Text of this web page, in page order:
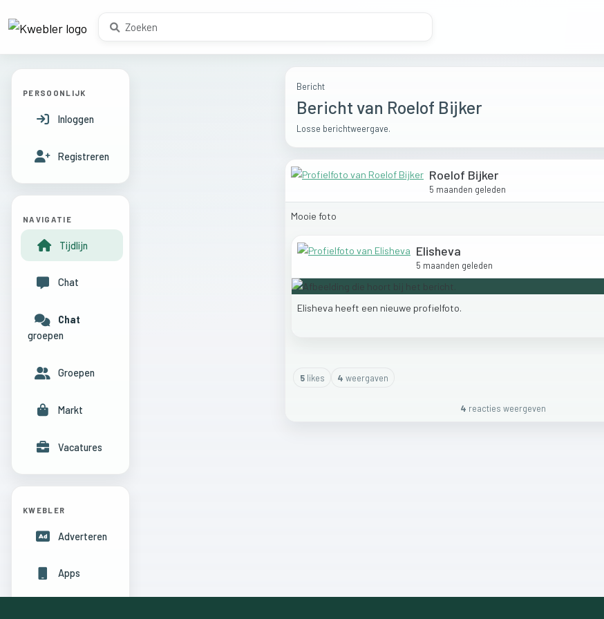
Bericht
Bericht van Roelof Bijker
Losse berichtweergave.
Roelof Bijker
5 maanden geleden
Mooie foto
Elisheva
5 maanden geleden
Elisheva heeft een nieuwe profielfoto.
5likes 4 weergaven
4 reacties weergeven
PERSOONLIJK
Inloggen
Registreren
NAVIGATIE
Tijdlijn
Chat
Chat
groepen
Groepen
Markt
Vacatures
KWEBLER
Adverteren
Apps